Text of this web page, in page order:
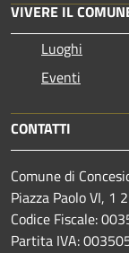
VIVERE IL
Luoghi
Eventi
CONTATTI
Comune di
Piazza Paolo VI, 1
Codice Fiscale:
Partita IVA: